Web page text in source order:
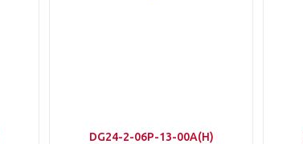
DG24-2-06P-13-00A(H)